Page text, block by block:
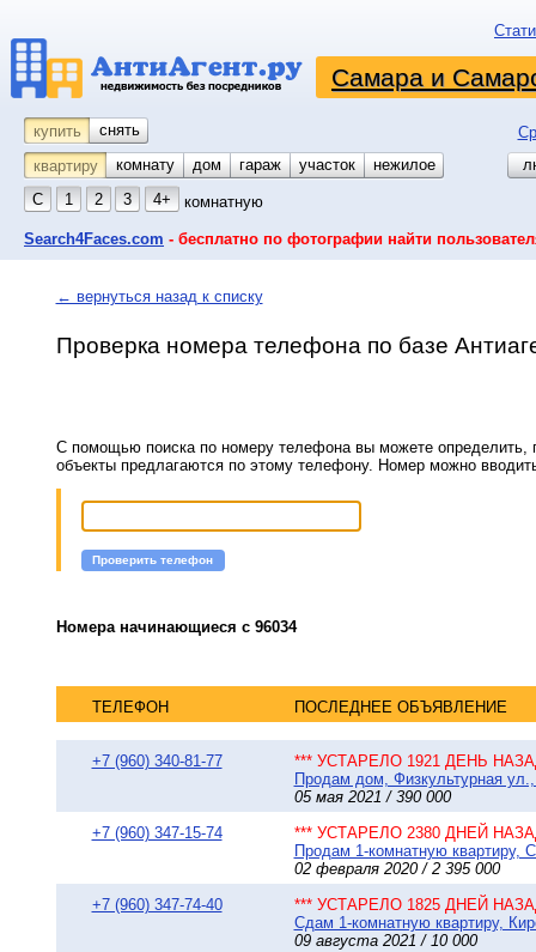
Самара и
купить снять
квартиру
комнату койко-место
дом гараж участок
нежилое
С
1 2 3 4+ комнатную
Search4Faces.com - бесплатно по фотографии найти
← вернуться назад к списку
Проверка номера телефона по базе
С помощью поиска по номеру телефона вы можете определить,
объекты предлагаются по этому телефону. Номер можно
Проверить телефон
Номера начинающиеся с 96034
ТЕЛЕФОН ПОСЛЕДНЕЕ ОБЪЯВЛЕНИЕ
+7 (960) 340-81-77
*** УСТАРЕЛО 1921 ДЕНЬ
Продам дом, Физкультурная ул.,
05 мая 2021 / 390 000
+7 (960) 347-15-74
*** УСТАРЕЛО 2380 ДНЕЙ
Продам 1-комнатную квартиру,
02 февраля 2020 / 2 395 000
+7 (960) 347-74-40
*** УСТАРЕЛО 1825 ДНЕЙ
Сдам 1-комнатную квартиру,
09 августа 2021 / 10 000